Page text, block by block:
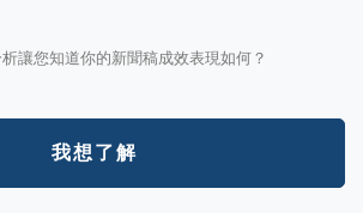
讓您知道你的新聞稿成效表現如何？
我想了解